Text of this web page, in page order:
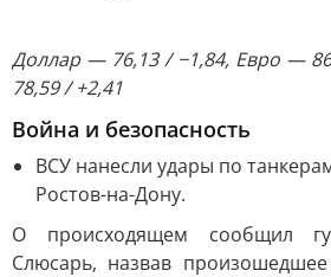
Доллар — 76,13 / −1,84, Евро —
78,59 / +2,41
Война и безопасность
ВСУ нанесли удары по
Ростов-на-Дону.
О происходящем сообщил
Слюсарь, назвав